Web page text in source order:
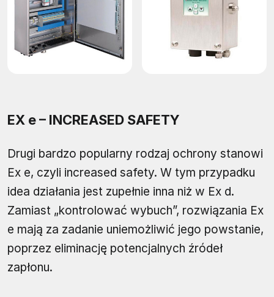
EX e – INCREASED SAFETY
Drugi bardzo popularny rodzaj ochrony stanowi
Ex e, czyli increased safety. W tym przypadku
idea działania jest zupełnie inna niż w Ex d.
Zamiast „kontrolować wybuch”, rozwiązania Ex
e mają za zadanie uniemożliwić jego powstanie,
poprzez eliminację potencjalnych źródeł
zapłonu.